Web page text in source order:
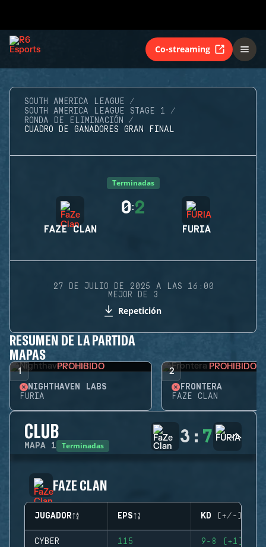
Co-streaming
SOUTH AMERICA LEAGUE
SOUTH AMERICA LEAGUE STAGE 1
RONDA DE ELIMINACIÓN
CUADRO DE GANADORES GRAN FINAL
Terminadas
FAZE CLAN
0:2
FURIA
27 DE JULIO DE 2025 A LAS 16:00
MEJOR DE 3
Repetición
RESUMEN DE LA PARTIDA
MAPAS
1 PROHIBIDO
NIGHTHAVEN LABS
FURIA
2 PROHIBIDO
FRONTERA
FAZE CLAN
CLUB
MAPA 1 Terminadas 3 : 7
FAZE CLAN
JUGADOR EPS KD (+/-)
CYBER 115 9-8 (+1)